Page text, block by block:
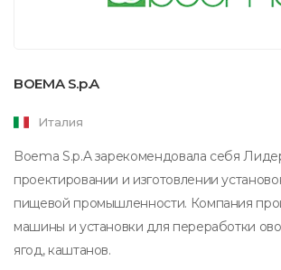
BOEMA S.p.A
Италия
Boema S.p.A зарекомендовала себя
проектировании и изготовлении
пищевой промышленности. Компания
машины и установки для переработки
ягод, каштанов.